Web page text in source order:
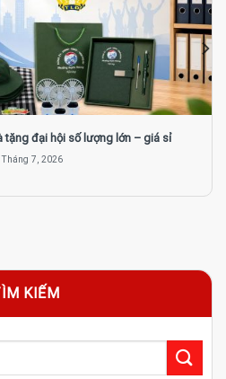
đại hội số lượng lớn – giá sỉ
7, 2026
KIẾM